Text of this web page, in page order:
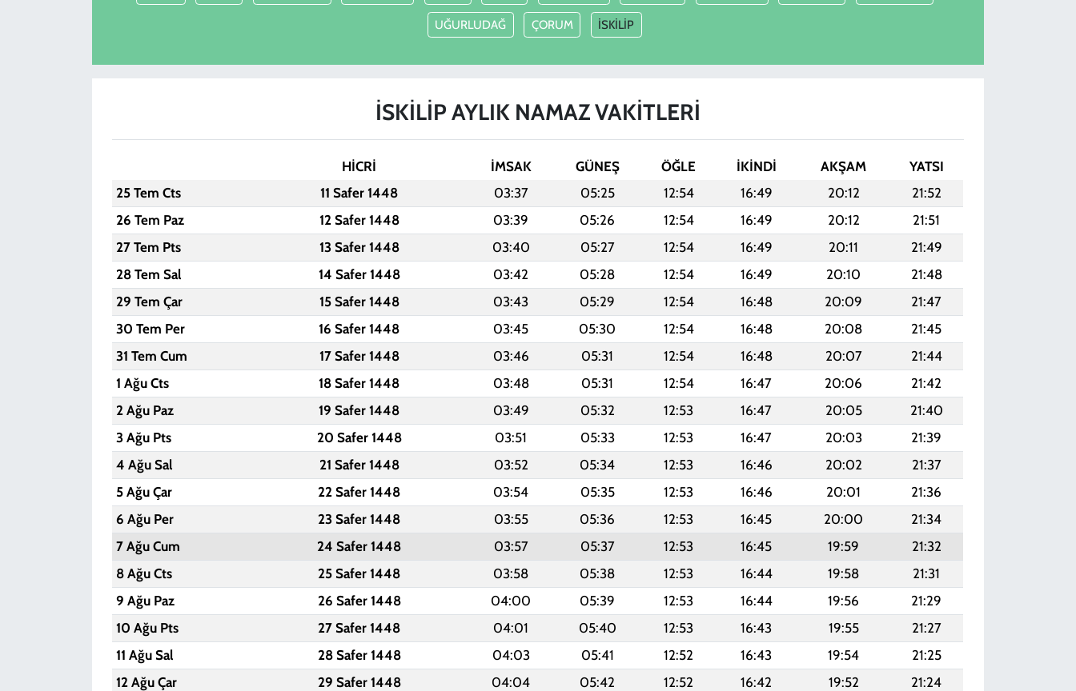
UĞURLUDAĞ ÇORUM İSKİLİP
İSKİLİP AYLIK NAMAZ VAKITLERI
HİCRİ İMSAK GÜNEŞ ÖĞLE İKINDI AKŞAM
YATSI
25 Tem Cts
11 Safer 1448 03:37 05:25 12:54 16:49 20:12
21:52
26 Tem Paz
12 Safer 1448 03:39 05:26 12:54 16:49 20:12
21:51
27 Tem Pts
13 Safer 1448 03:40 05:27 12:54 16:49 20:11
21:49
28 Tem Sal
14 Safer 1448 03:42 05:28 12:54 16:49 20:10
21:48
29 Tem Çar
15 Safer 1448 03:43 05:29 12:54 16:48 20:09
21:47
30 Tem Per
16 Safer 1448 03:45 05:30 12:54 16:48 20:08
21:45
31 Tem Cum
17 Safer 1448 03:46 05:31 12:54 16:48 20:07
21:44
1 Ağu Cts
18 Safer 1448 03:48 05:31 12:54 16:47 20:06
21:42
2 Ağu Paz
19 Safer 1448 03:49 05:32 12:53 16:47 20:05
21:40
3 Ağu Pts
20 Safer 1448 03:51 05:33 12:53 16:47 20:03
21:39
4 Ağu Sal
21 Safer 1448 03:52 05:34 12:53 16:46 20:02
21:37
5 Ağu Çar
22 Safer 1448 03:54 05:35 12:53 16:46 20:01
21:36
6 Ağu Per
23 Safer 1448 03:55 05:36 12:53 16:45 20:00
21:34
7 Ağu Cum
24 Safer 1448 03:57 05:37 12:53 16:45 19:59
21:32
8 Ağu Cts
25 Safer 1448 03:58 05:38 12:53 16:44 19:58
21:31
9 Ağu Paz
26 Safer 1448 04:00 05:39 12:53 16:44 19:56
21:29
10 Ağu Pts
27 Safer 1448 04:01 05:40 12:53 16:43 19:55
21:27
11 Ağu Sal
28 Safer 1448 04:03 05:41 12:52 16:43 19:54
21:25
12 Ağu Çar
29 Safer 1448 04:04 05:42 12:52 16:42 19:52
21:24